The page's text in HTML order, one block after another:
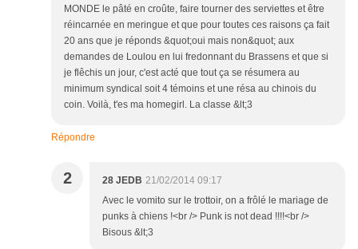
MONDE le pâté en croûte, faire tourner des serviettes et être
réincarnée en meringue et que pour toutes ces raisons ça fait
20 ans que je réponds &quot;oui mais non&quot; aux
demandes de Loulou en lui fredonnant du Brassens et que si
je flêchis un jour, c'est acté que tout ça se résumera au
minimum syndical soit 4 témoins et une résa au chinois du
coin. Voilà, t'es ma homegirl. La classe &lt;3
Répondre
2 28 JEDB 21/02/2014 09:17
Avec le vomito sur le trottoir, on a frôlé le mariage de
punks à chiens !<br /> Punk is not dead !!!!<br />
Bisous &lt;3